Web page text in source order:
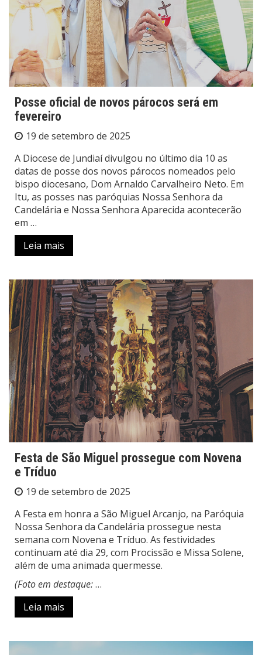
Posse oficial de novos párocos será em
fevereiro
19 de setembro de 2025
A Diocese de Jundiaí divulgou no último dia 10 as
datas de posse dos novos párocos nomeados pelo
bispo diocesano, Dom Arnaldo Carvalheiro Neto. Em
Itu, as posses nas paróquias Nossa Senhora da
Candelária e Nossa Senhora Aparecida acontecerão
em …
Leia mais
Festa de São Miguel prossegue com Novena
e Tríduo
19 de setembro de 2025
A Festa em honra a São Miguel Arcanjo, na Paróquia
Nossa Senhora da Candelária prossegue nesta
semana com Novena e Tríduo. As festividades
continuam até dia 29, com Procissão e Missa Solene,
além de uma animada quermesse.
(Foto em destaque:…
Leia mais